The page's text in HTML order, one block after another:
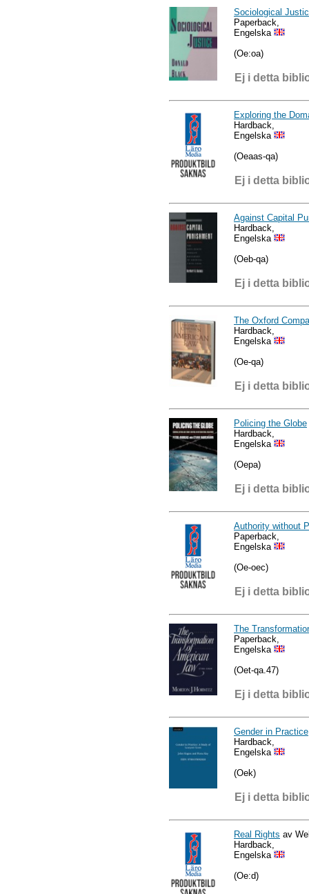
Sociological
Paperback,
Engelska
(Oe:oa)
Ej i detta
Exploring the
Hardback,
Engelska
(Oeaas-qa)
Ej i detta
Against Capital
Hardback,
Engelska
(Oeb-qa)
Ej i detta
The Oxford
Hardback,
Engelska
(Oe-qa)
Ej i detta
Policing the Globe
Hardback,
Engelska
(Oepa)
Ej i detta
Authority without
Paperback,
Engelska
(Oe-oec)
Ej i detta
The
Paperback,
Engelska
(Oet-qa.47)
Ej i detta
Gender in Practice
Hardback,
Engelska
(Oek)
Ej i detta
Real Rights av
Hardback,
Engelska
(Oe:d)